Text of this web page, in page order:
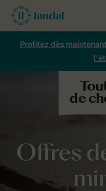
Profitez dès
Offres